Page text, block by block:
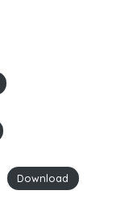
Download